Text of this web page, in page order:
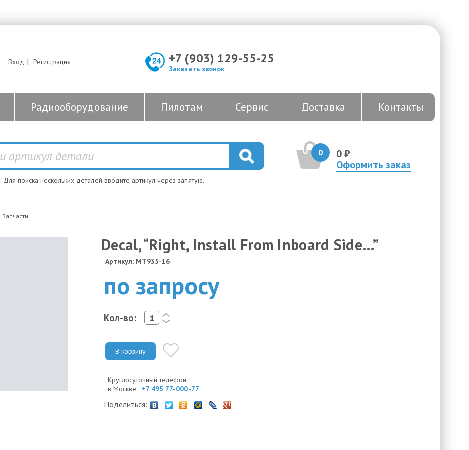
Вход | Регистрация +7 (903) 129-55-25
Заказать звонок
Радиооборудование Пилотам Сервис Доставка Контакты
0
0 ₽
Оформить заказ
. Для поиска нескольких деталей вводите артикул через запятую.
Запчасти
Decal, “Right, Install From Inboard Side…”
Артикул: MT935-16
по запросу
Кол-во:
<
>
В корзину
Круглосуточный телефон
в Москве: +7 495 77-000-77
Поделиться: